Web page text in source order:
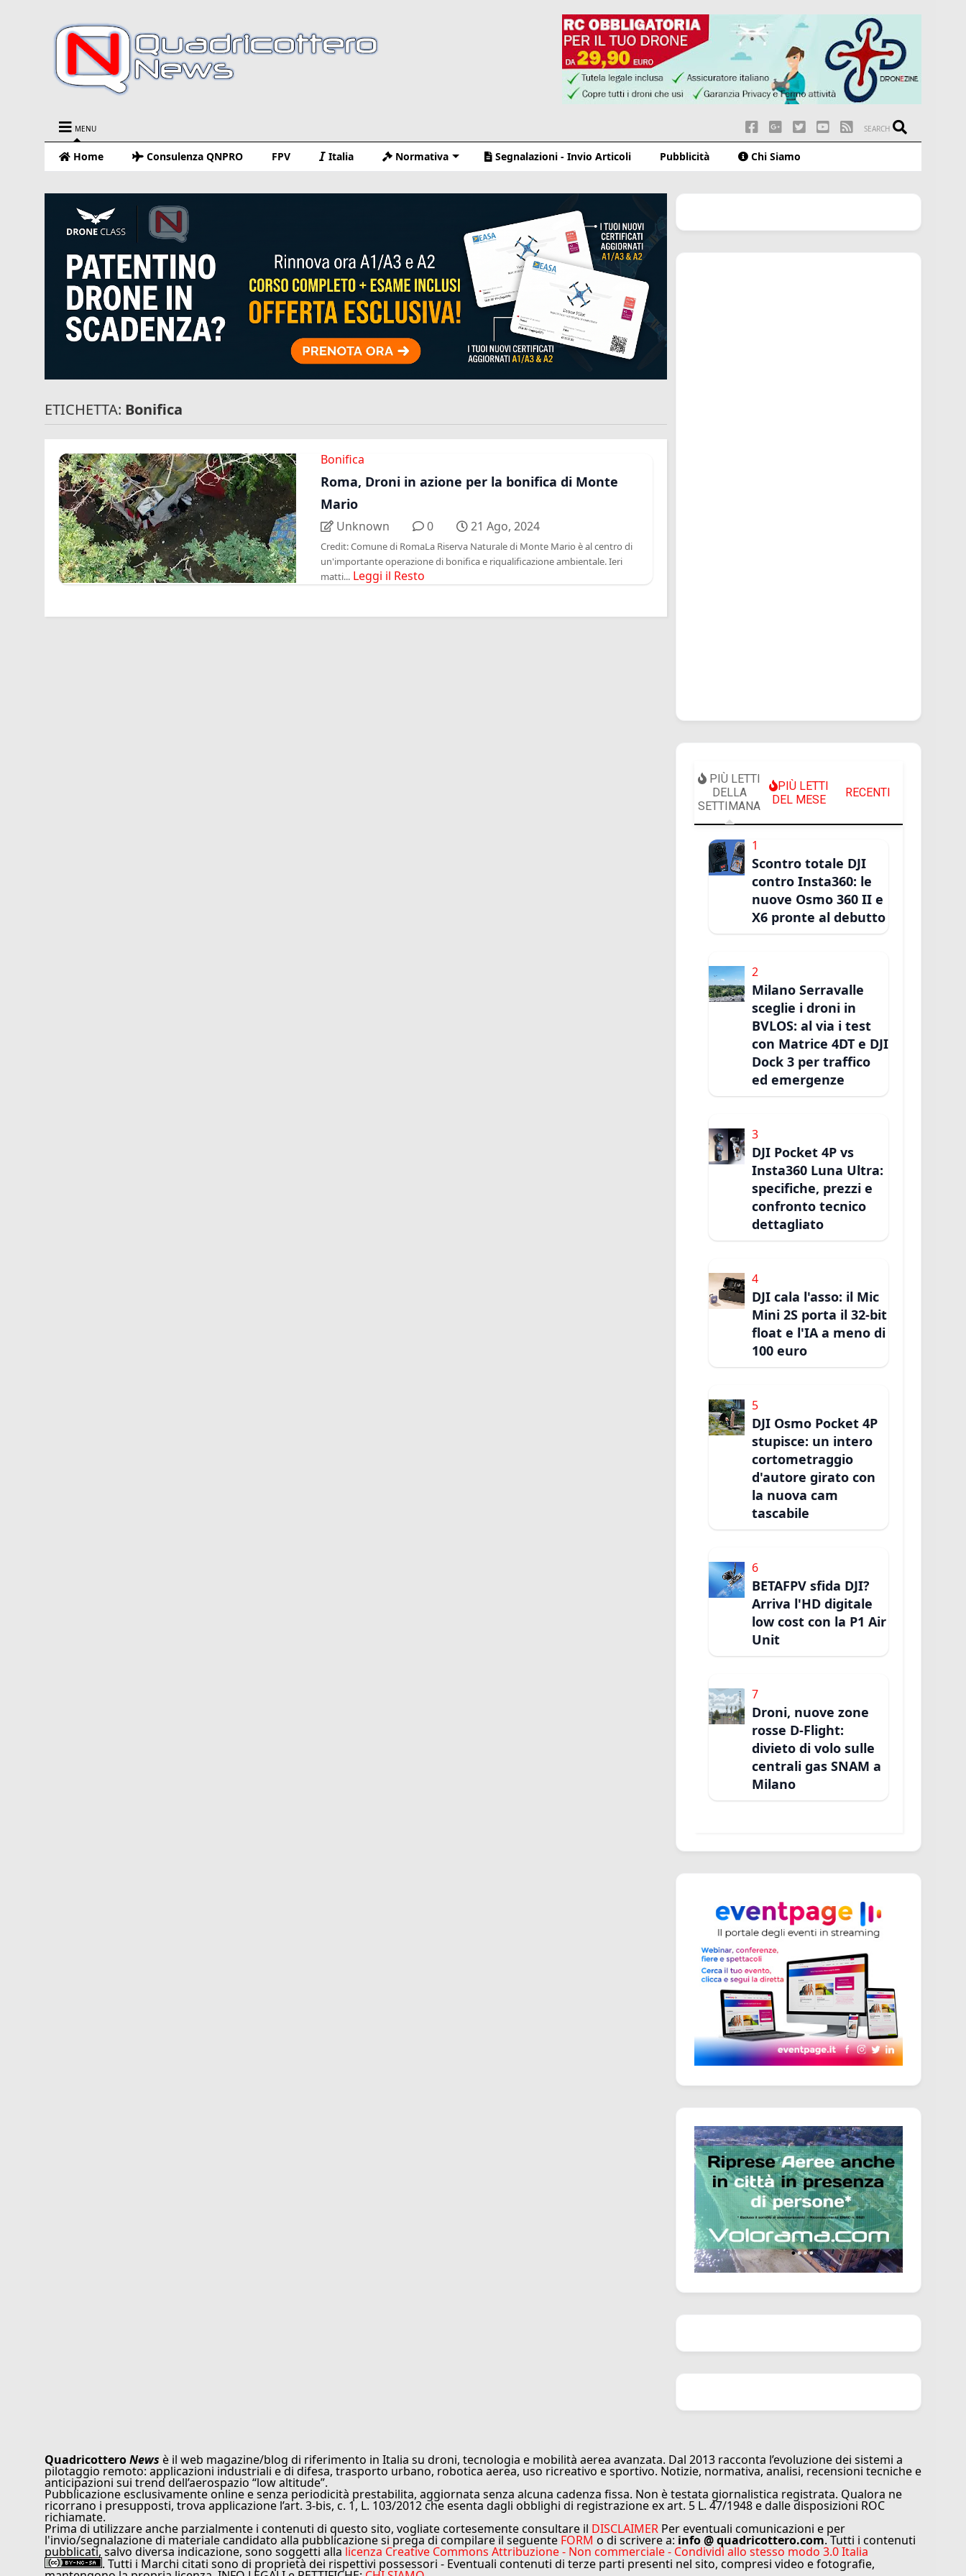
MENU SEARCH
Home Consulenza QNPRO FPV Italia Normativa Segnalazioni - Invio Articoli Pubblicità Chi Siamo
ETICHETTA: Bonifica
Bonifica
Roma, Droni in azione per la bonifica di Monte
Mario
Unknown 0 21 Ago, 2024
Credit: Comune di RomaLa Riserva Naturale di Monte Mario è al centro di
un'importante operazione di bonifica e riqualificazione ambientale. Ieri
matti... Leggi il Resto
PIÙ LETTI
DELLA
SETTIMANA
PIÙ LETTI
DEL MESE
RECENTI
1
Scontro totale DJI
contro Insta360: le
nuove Osmo 360 II e
X6 pronte al debutto
2
Milano Serravalle
sceglie i droni in
BVLOS: al via i test
con Matrice 4DT e DJI
Dock 3 per traffico
ed emergenze
3
DJI Pocket 4P vs
Insta360 Luna Ultra:
specifiche, prezzi e
confronto tecnico
dettagliato
4
DJI cala l'asso: il Mic
Mini 2S porta il 32-bit
float e l'IA a meno di
100 euro
5
DJI Osmo Pocket 4P
stupisce: un intero
cortometraggio
d'autore girato con
la nuova cam
tascabile
6
BETAFPV sfida DJI?
Arriva l'HD digitale
low cost con la P1 Air
Unit
7
Droni, nuove zone
rosse D-Flight:
divieto di volo sulle
centrali gas SNAM a
Milano
QuadricotteroNews è il web magazine/blog di riferimento in Italia su droni, tecnologia e mobilità aerea avanzata. Dal 2013 racconta l’evoluzione dei sistemi a
pilotaggio remoto: applicazioni industriali e di difesa, trasporto urbano, robotica aerea, uso ricreativo e sportivo. Notizie, normativa, analisi, recensioni tecniche e
anticipazioni sui trend dell’aerospazio “low altitude”.
Pubblicazione esclusivamente online e senza periodicità prestabilita, aggiornata senza alcuna cadenza fissa. Non è testata giornalistica registrata. Qualora ne
ricorrano i presupposti, trova applicazione l’art. 3-bis, c. 1, L. 103/2012 che esenta dagli obblighi di registrazione ex art. 5 L. 47/1948 e dalle disposizioni ROC
richiamate.
Prima di utilizzare anche parzialmente i contenuti di questo sito, vogliate cortesemente consultare il DISCLAIMER Per eventuali comunicazioni e per
l'invio/segnalazione di materiale candidato alla pubblicazione si prega di compilare il seguente FORM o di scrivere a: info @ quadricottero.com. Tutti i contenuti
pubblicati, salvo diversa indicazione, sono soggetti alla licenza Creative Commons Attribuzione - Non commerciale - Condividi allo stesso modo 3.0 Italia
. Tutti i Marchi citati sono di proprietà dei rispettivi possessori - Eventuali contenuti di terze parti presenti nel sito, compresi video e fotografie,